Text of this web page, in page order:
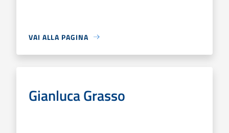
VAI ALLA PAGINA
Gianluca Grasso